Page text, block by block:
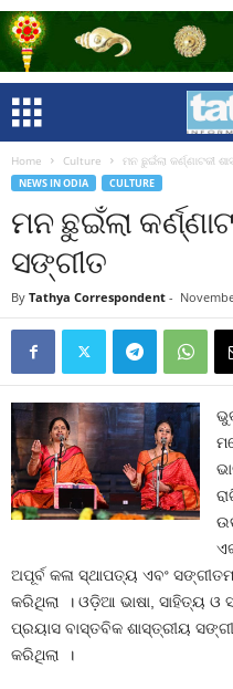
Home Culture ମନ ଛୁଇଁଲା କର୍ଣ୍ଣାଟକୀ
NEWS IN ODIA CULTURE
ମନ ଛୁଇଁଲା
ସଙ୍ଗୀତ
By Tathya Correspondent -
ଅପୂର୍ବ କଳା ସ୍ଥାପତ୍ୟ ଏବଂ
କରିଥିଲା । ଓଡ଼ିଆ ଭାଷା, ସାହିତ୍ୟ ଓ
ପ୍ରୟାସ ବାସ୍ତବିକ ଶାସ୍ତ୍ରୀୟ
କରିଥିଲା ।